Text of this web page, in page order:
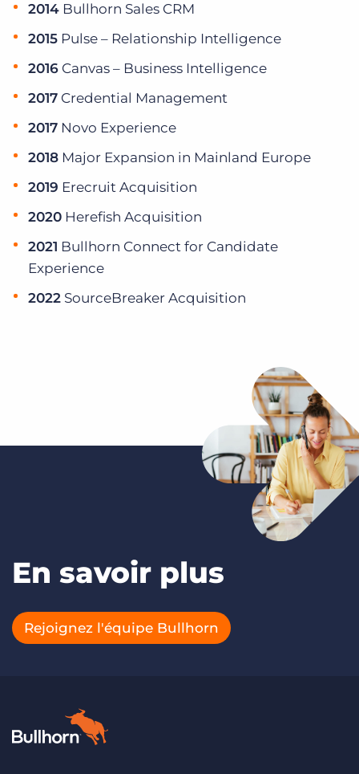
2014 Bullhorn Sales CRM
2015 Pulse – Relationship Intelligence
2016 Canvas – Business Intelligence
2017 Credential Management
2017 Novo Experience
2018 Major Expansion in Mainland Europe
2019 Erecruit Acquisition
2020 Herefish Acquisition
2021 Bullhorn Connect for Candidate
Experience
2022 SourceBreaker Acquisition
En savoir plus
Rejoignez l'équipe Bullhorn